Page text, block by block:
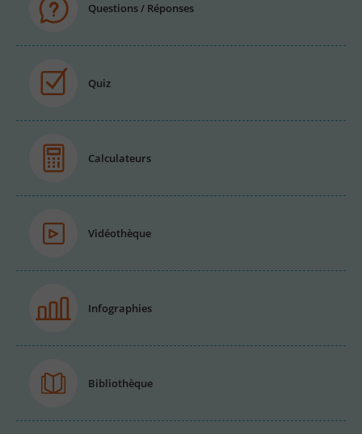
Questions / Réponses
Quiz
Calculateurs
Vidéothèque
Infographies
Bibliothèque